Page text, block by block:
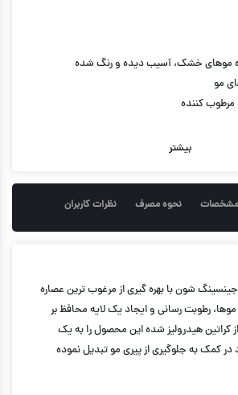
موهای خشک، آسیب دیده و رنگ شده
مو
کننده
بیشتر
مشخصات نحوه مصرف نظرات کاربران
شون با بهره گیری از مرغوب ترین عصاره
جینسینگ، تنظیم pH موها، رطوبت رسانی و ایجاد یک لایه محافظ بر
کراتین هیدرولیز شده این محصول را به یک
کمک به جلوگیری از پیری مو تبدیل نموده